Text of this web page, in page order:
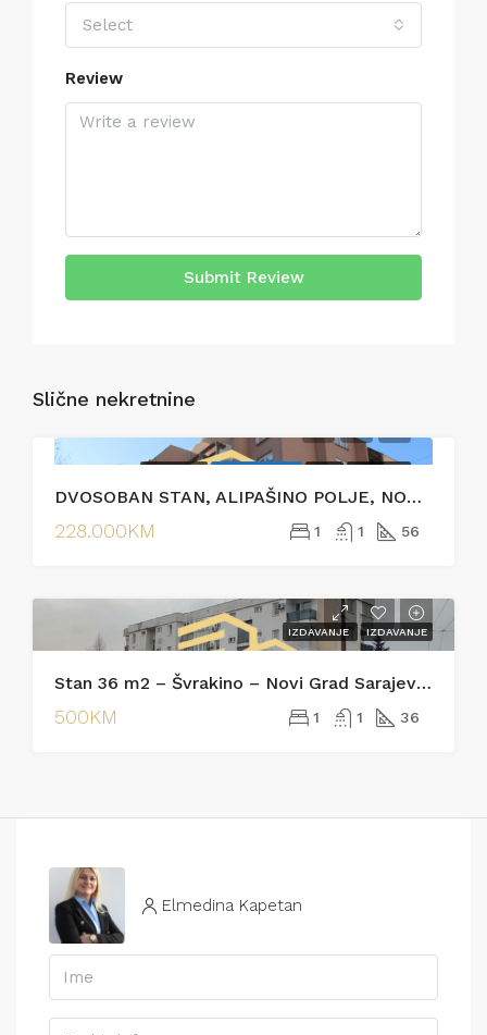
Select
Review
Submit Review
Slične nekretnine
DVOSOBAN STAN, ALIPAŠINO POLJE, NOVI GRAD
228.000KM 1 1 56
IZDAVANJE IZDAVANJE
Stan 36 m2 – Švrakino – Novi Grad Sarajevo [Iznajmljivanje]
500KM 1 1 36
Elmedina Kapetan